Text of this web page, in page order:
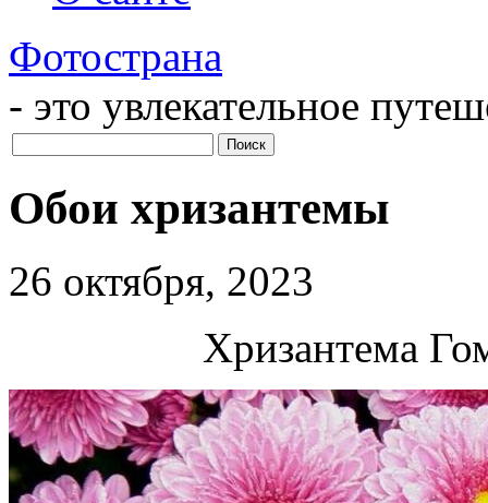
Фотострана
- это увлекательное
Обои хризантемы
26 октября, 2023
Хризантема